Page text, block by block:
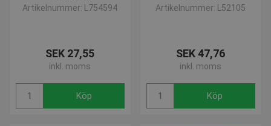
Artikelnummer: L754594
SEK 27,55
inkl. moms
Köp
Artikelnummer: L52105
SEK 47,76
inkl. moms
Köp